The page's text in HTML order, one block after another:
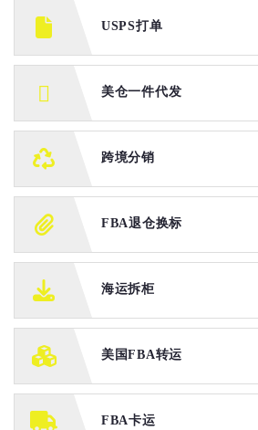
USPS打单
美仓一件代发
跨境分销
FBA退仓换标
海运拆柜
美国FBA转运
FBA卡运